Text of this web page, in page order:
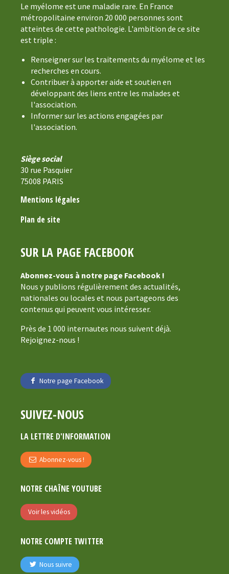
Le myélome est une maladie rare. En France
métropolitaine environ 20 000 personnes sont
atteintes de cette pathologie. L'ambition de ce site
est triple :
Renseigner sur les traitements du myélome et les
recherches en cours.
Contribuer à apporter aide et soutien en
développant des liens entre les malades et
l'association.
Informer sur les actions engagées par
l'association.
Siège social
30 rue Pasquier
75008 PARIS
Mentions légales
Plan de site
SUR LA PAGE FACEBOOK
Abonnez-vous à notre page Facebook !
Nous y publions régulièrement des actualités,
nationales ou locales et nous partageons des
contenus qui peuvent vous intéresser.
Près de 1 000 internautes nous suivent déjà.
Rejoignez-nous !
Notre page Facebook
SUIVEZ-NOUS
LA LETTRE D'INFORMATION
Abonnez-vous !
NOTRE CHAÎNE YOUTUBE
Voir les vidéos
NOTRE COMPTE TWITTER
Nous suivre